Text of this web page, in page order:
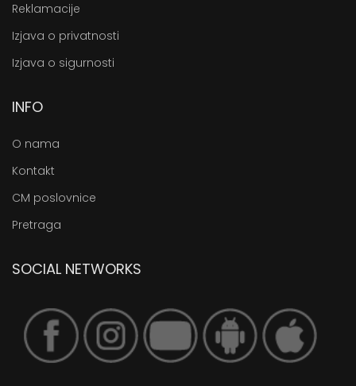
Reklamacije
Izjava o privatnosti
Izjava o sigurnosti
INFO
O nama
Kontakt
CM poslovnice
Pretraga
SOCIAL NETWORKS